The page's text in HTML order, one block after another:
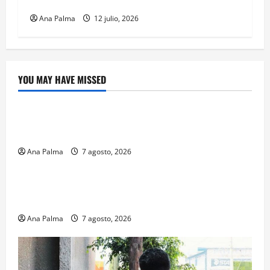
Ana Palma 12 julio, 2026
YOU MAY HAVE MISSED
Crítica de Cine
Ana Palma 7 agosto, 2026
Educación
Ana Palma 7 agosto, 2026